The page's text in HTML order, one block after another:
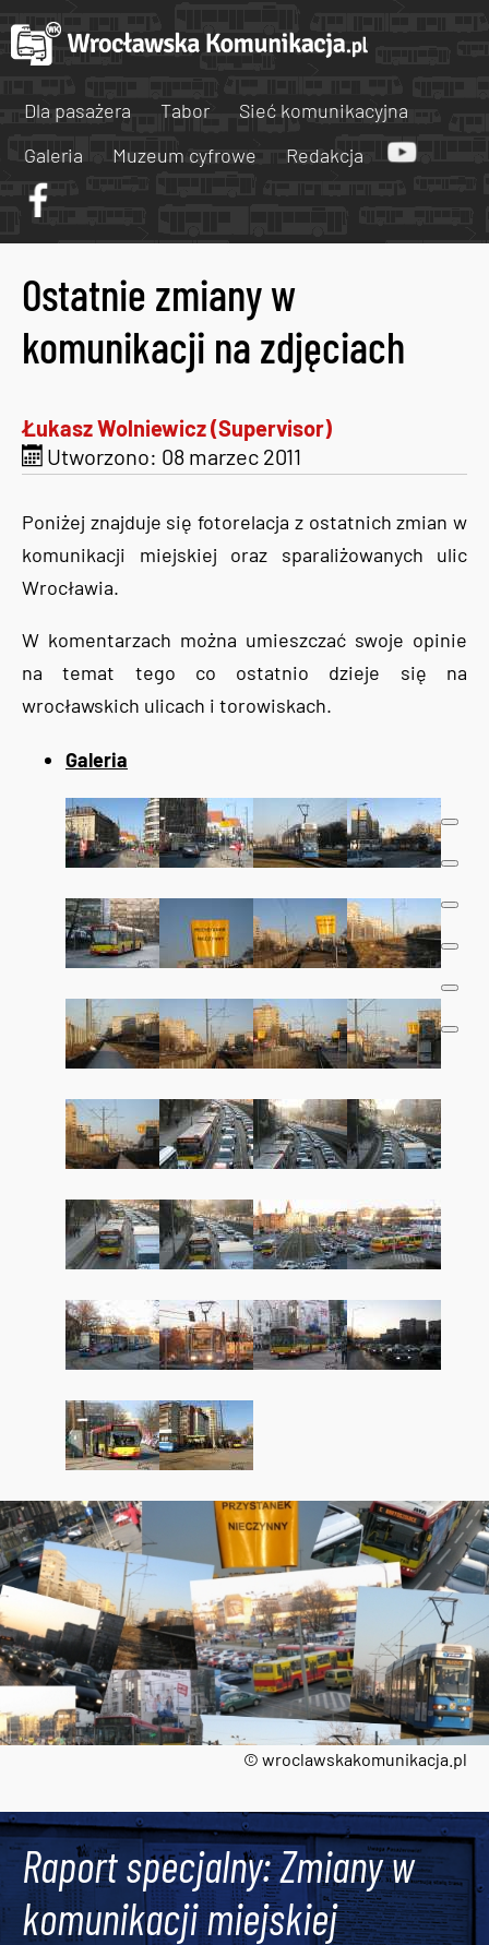
Dla pasażera Tabor
Sieć komunikacyjna
Galeria
Muzeum cyfrowe Redakcja
Ostatnie zmiany w
komunikacji na zdjęciach
Łukasz Wolniewicz (Supervisor)
Utworzono: 08 marzec 2011
© wroclawskakomunikacja.pl
Poniżej znajduje się fotorelacja z ostatnich zmian w
komunikacji miejskiej oraz sparaliżowanych ulic
Wrocławia.
W komentarzach można umieszczać swoje opinie
na temat tego co ostatnio dzieje się na
wrocławskich ulicach i torowiskach.
Galeria
Raport specjalny: Zmiany w
komunikacji miejskiej